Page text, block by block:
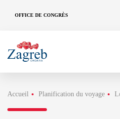
OFFICE DE CONGRÈS
Accueil Planification du voyage